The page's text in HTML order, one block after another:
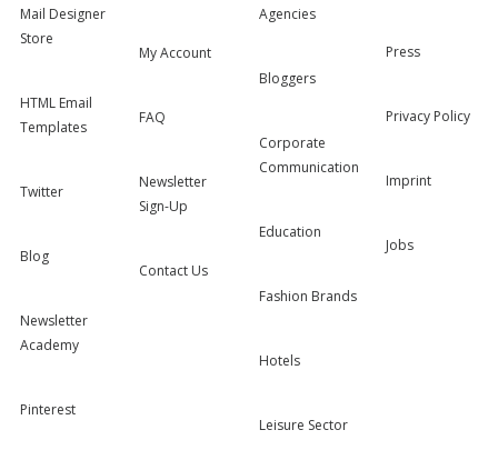
Mail Designer
Store
HTML Email
Templates
Twitter
Blog
Newsletter
Academy
Pinterest
My Account
FAQ
Newsletter
Sign-Up
Contact Us
Agencies
Bloggers
Corporate
Communication
Education
Fashion Brands
Hotels
Leisure Sector
Press
Privacy Policy
Imprint
Jobs